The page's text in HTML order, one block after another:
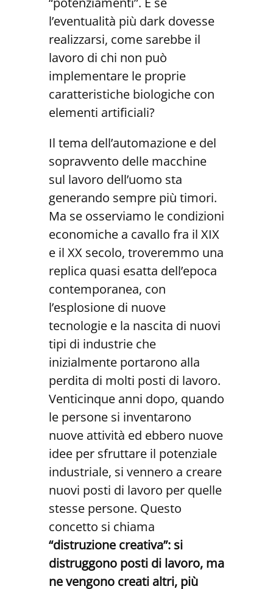
l’eventualità più dark dovesse
realizzarsi, come sarebbe il
lavoro di chi non può
implementare le proprie
caratteristiche biologiche con
elementi artificiali?
Il tema dell’automazione e del
sopravvento delle macchine
sul lavoro dell’uomo sta
generando sempre più timori.
Ma se osserviamo le condizioni
economiche a cavallo fra il XIX
e il XX secolo, troveremmo una
replica quasi esatta dell’epoca
contemporanea, con
l’esplosione di nuove
tecnologie e la nascita di nuovi
tipi di industrie che
inizialmente portarono alla
perdita di molti posti di lavoro.
Venticinque anni dopo, quando
le persone si inventarono
nuove attività ed ebbero nuove
idee per sfruttare il potenziale
industriale, si vennero a creare
nuovi posti di lavoro per quelle
stesse persone. Questo
concetto si chiama
“distruzione creativa”: si
distruggono posti di lavoro, ma
ne vengono creati altri, più